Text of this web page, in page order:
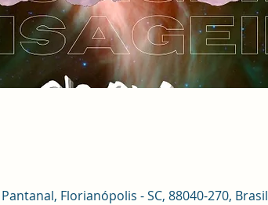
- Pantanal, Florianópolis - SC, 88040-270, Brasil